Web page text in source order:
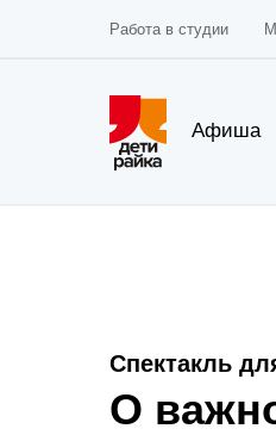
Афиша
Работа в студии
Спектакль
О